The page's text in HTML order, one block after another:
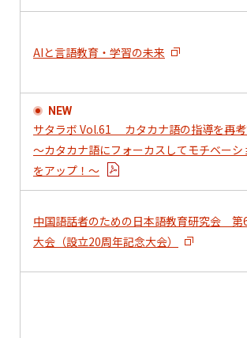
AIと言語教育・学習の未来
NEW
サタラボ Vol.61 カタカナ語の指導を再考
～カタカナ語にフォーカスしてモチベーシ
をアップ！～
中国語話者のための日本語教育研究会 第
大会（設立20周年記念大会）